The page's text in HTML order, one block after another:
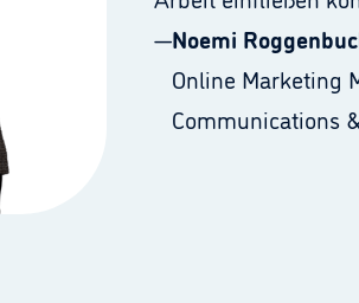
—Noemi
Online Marketing
Communications